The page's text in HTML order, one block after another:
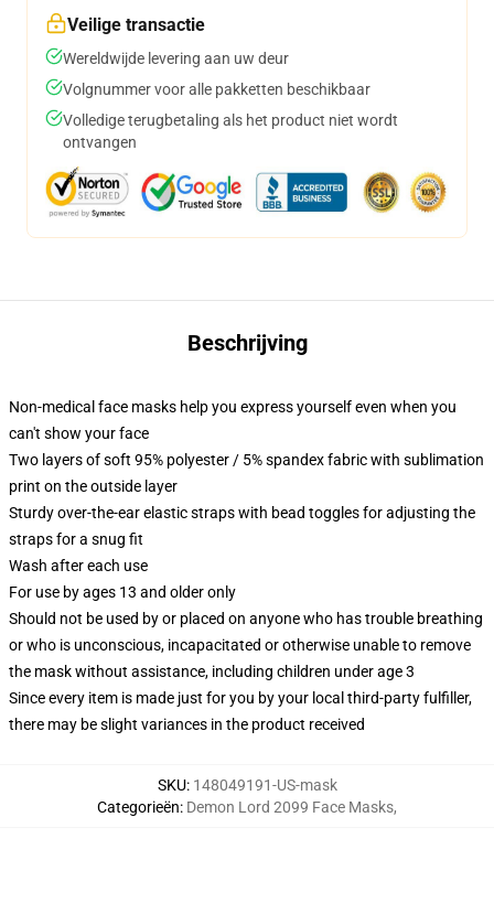
Veilige transactie
Wereldwijde levering aan uw deur
Volgnummer voor alle pakketten beschikbaar
Volledige terugbetaling als het product niet wordt
ontvangen
Beschrijving
Non-medical face masks help you express yourself even when you
can't show your face
Two layers of soft 95% polyester / 5% spandex fabric with sublimation
print on the outside layer
Sturdy over-the-ear elastic straps with bead toggles for adjusting the
straps for a snug fit
Wash after each use
For use by ages 13 and older only
Should not be used by or placed on anyone who has trouble breathing
or who is unconscious, incapacitated or otherwise unable to remove
the mask without assistance, including children under age 3
Since every item is made just for you by your local third-party fulfiller,
there may be slight variances in the product received
SKU: 148049191-US-mask
Categorieën: Demon Lord 2099 Face Masks,